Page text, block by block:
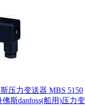
压力变送器 MBS 5150